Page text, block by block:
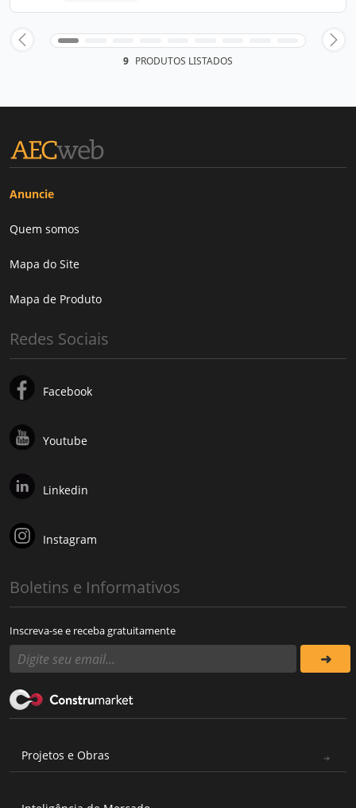
9 PRODUTOS LISTADOS
Anuncie
Quem somos
Mapa do Site
Mapa de Produto
Redes Sociais
Facebook
Youtube
Linkedin
Instagram
Boletins e Informativos
Inscreva-se e receba gratuitamente
Projetos e Obras